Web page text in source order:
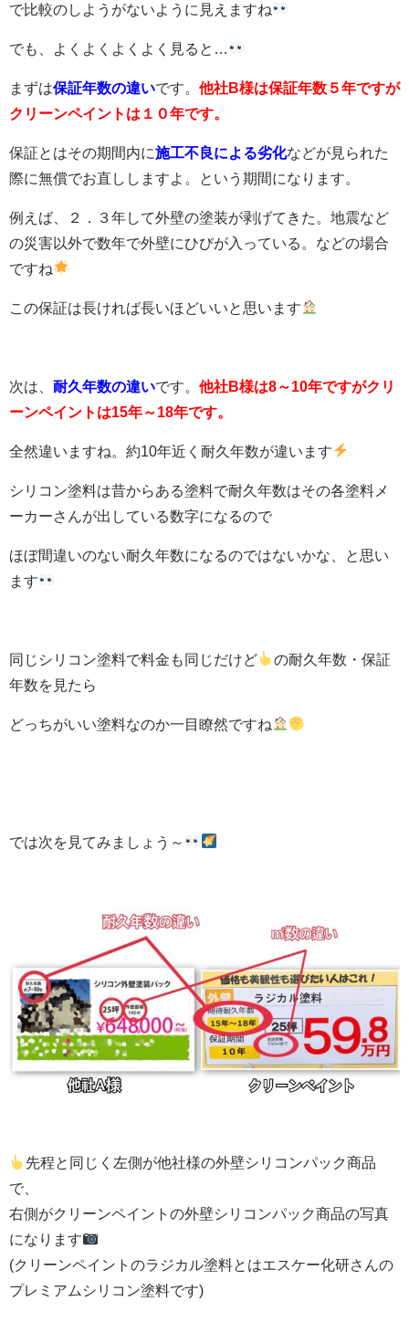
で比較のしようがないように見えますね
でも、よくよくよくよく見ると…
まずは保証年数の違いです。 他社B様は保証年数５年ですが
クリーンペイントは１０年です。
保証とはその期間内に施工不良による劣化などが見られた
際に無償でお直ししますよ。という期間になります。
例えば、２．３年して外壁の塗装が剥げてきた。地震など
の災害以外で数年で外壁にひびが入っている。などの場合
ですね
この保証は長ければ長いほどいいと思います
次は、 耐久年数の違いです。 他社B様は8～10年ですがクリ
ーンペイントは15年～18年です。
全然違いますね。約10年近く耐久年数が違います
シリコン塗料は昔からある塗料で耐久年数はその各塗料メ
ーカーさんが出している数字になるので
ほぼ間違いのない耐久年数になるのではないかな、と思い
ます
同じシリコン塗料で料金も同じだけど
の耐久年数・保証
年数を見たら
どっちがいい塗料なのか一目瞭然ですね
では次を見てみましょう～
先程と同じく左側が他社様の外壁シリコンパック商品
で、
右側がクリーンペイントの外壁シリコンパック商品の写真
になります
(クリーンペイントのラジカル塗料とはエスケー化研さんの
プレミアムシリコン塗料です)